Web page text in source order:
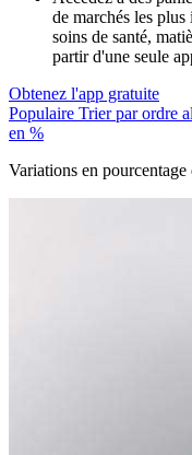
de marchés les
soins de santé,
partir d'une seule
Obtenez l'app gratuite
Populaire Trier par ordre
en %
Variations en